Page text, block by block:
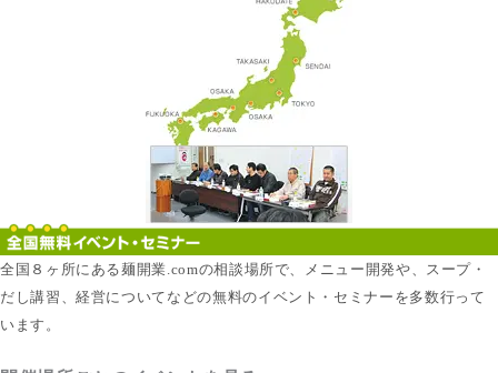
全国８ヶ所にある麺開業.comの相談場所で、メニュー開発や、スープ・
だし講習、経営についてなどの無料のイベント・セミナーを多数行って
います。